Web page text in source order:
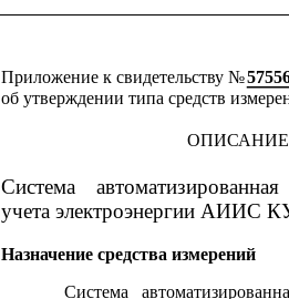
Приложение к свидетельству №
об утверждении типа средств
ОПИСАНИЕ
Система
автоматизированная
учета электроэнергии АИИС
Назначение средства измерений
Система